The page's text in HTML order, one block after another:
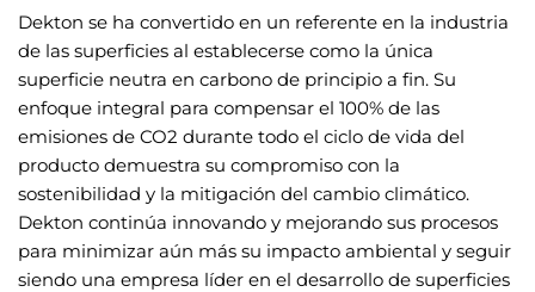
Dekton se ha convertido en un referente en la industria
de las superficies al establecerse como la única
superficie neutra en carbono de principio a fin. Su
enfoque integral para compensar el 100% de las
emisiones de CO2 durante todo el ciclo de vida del
producto demuestra su compromiso con la
sostenibilidad y la mitigación del cambio climático.
Dekton continúa innovando y mejorando sus procesos
para minimizar aún más su impacto ambiental y seguir
siendo una empresa líder en el desarrollo de superficies